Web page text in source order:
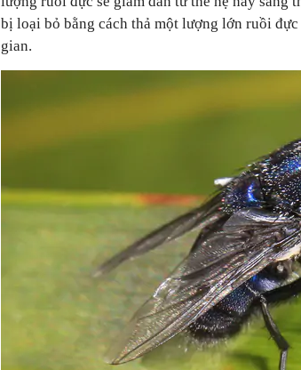
bị loại bỏ bằng cách thả một lượng lớn ruồi
gian.